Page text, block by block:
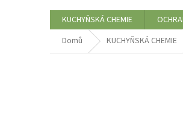
KUCHYŇSKÁ CHEMIE
Domů
KUCHYŇSKÁ CHEMIE